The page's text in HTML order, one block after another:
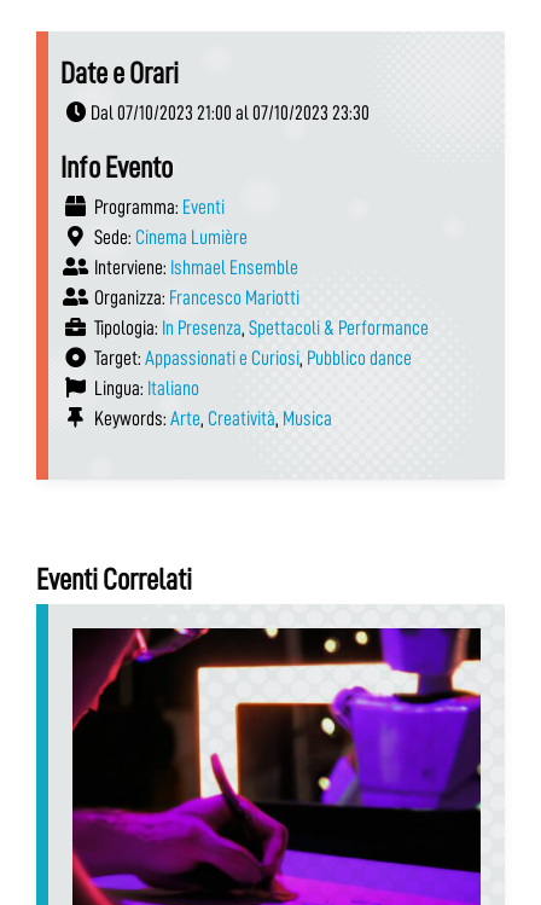
Date e Orari
Dal 07/10/2023 21:00 al 07/10/2023 23:30
Info Evento
Programma: Eventi
Sede: Cinema Lumière
Interviene: Ishmael Ensemble
Organizza: Francesco Mariotti
Tipologia: In Presenza, Spettacoli & Performance
Target: Appassionati e Curiosi, Pubblico dance
Lingua: Italiano
Keywords: Arte, Creatività, Musica
Eventi Correlati